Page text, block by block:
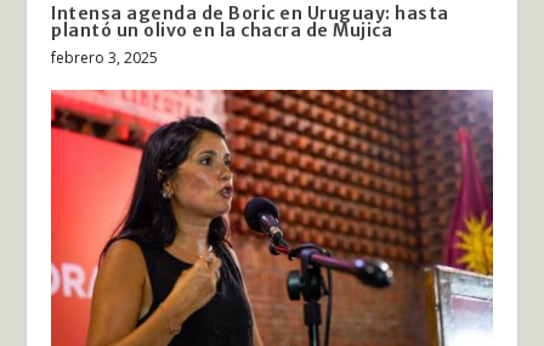
Intensa agenda de Boric en Uruguay: hasta
plantó un olivo en la chacra de Mujica
febrero 3, 2025